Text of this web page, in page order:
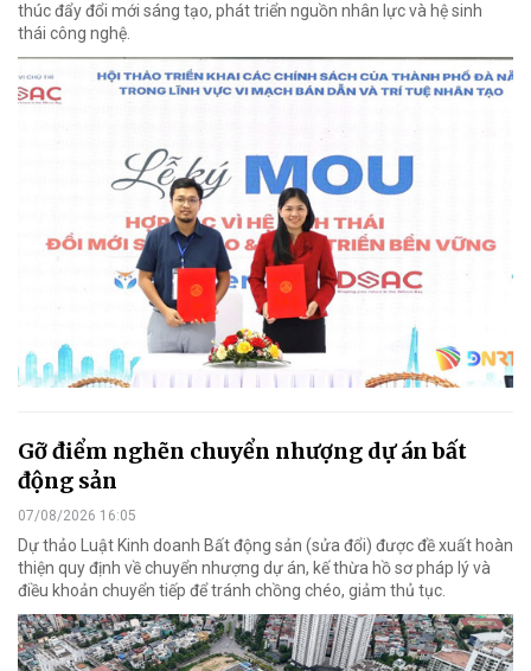
thúc đẩy đổi mới sáng tạo, phát triển nguồn nhân lực và hệ sinh
thái công nghệ.
Gỡ điểm nghẽn chuyển nhượng dự án bất
động sản
07/08/2026 16:05
Dự thảo Luật Kinh doanh Bất động sản (sửa đổi) được đề xuất hoàn
thiện quy định về chuyển nhượng dự án, kế thừa hồ sơ pháp lý và
điều khoản chuyển tiếp để tránh chồng chéo, giảm thủ tục.